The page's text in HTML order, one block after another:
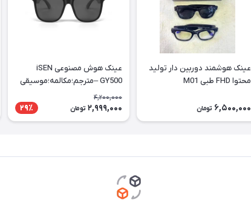
عینک هوشمند دوربین دار تولید
محتوا FHD طبی M01
6,500,000 تومان
عینک هوش مصنوعی iSEN
GY500 –مترجم؛مکالمه؛موسیقی
4,200,000
2,999,000 تومان 29٪